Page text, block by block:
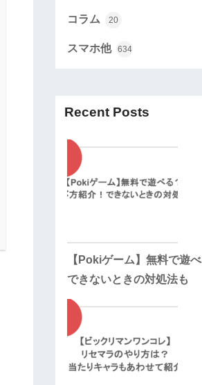
コラム 20
スマホ他 634
Recent Posts
【Pokiゲーム】無料で遊
できないときの対処法も